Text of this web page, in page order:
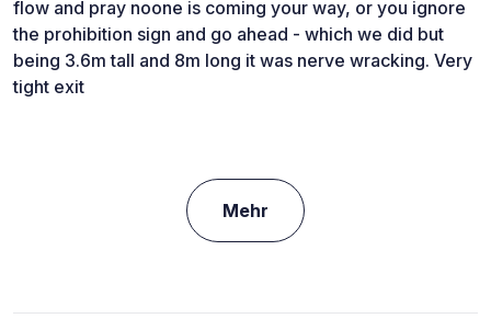
flow and pray noone is coming your way, or you ignore
the prohibition sign and go ahead - which we did but
being 3.6m tall and 8m long it was nerve wracking. Very
tight exit
Mehr